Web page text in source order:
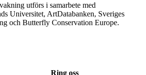
utförs i samarbete med
Universitet, ArtDatabanken, Sveriges
och Butterfly Conservation Europe.
Ring oss